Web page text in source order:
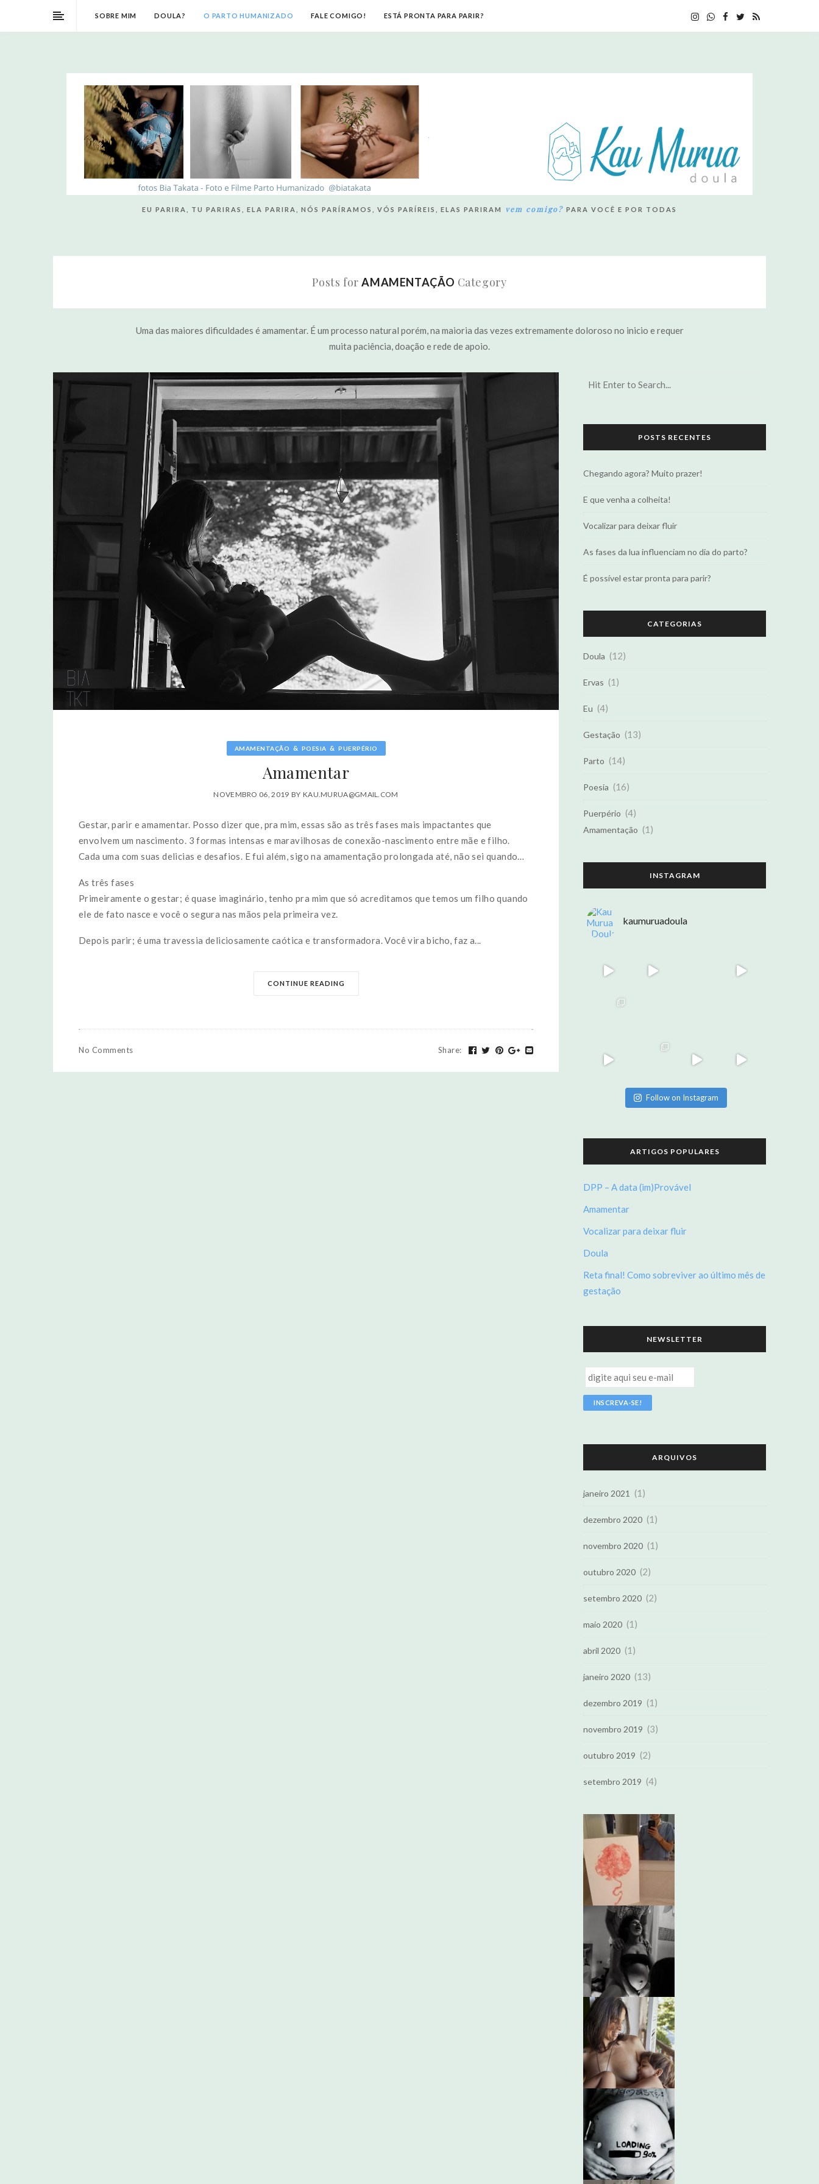
SOBRE MIM DOULA? O PARTO HUMANIZADO FALE COMIGO! ESTÁ PRONTA PARA PARIR?
EU PARIRA, TU PARIRAS, ELA PARIRA, NÓS PARÍRAMOS, VÓS PARÍREIS, ELAS PARIRAM vem comigo? PARA VOCÊ E POR TODAS
Posts forAMAMENTAÇÃO Category
Uma das maiores dificuldades é amamentar. É um processo natural porém, na maioria das vezes extremamente doloroso no inicio e requer
muita paciência, doação e rede de apoio.
AMAMENTAÇÃO & POESIA & PUERPÉRIO
Amamentar
NOVEMBRO 06, 2019 BY KAU.MURUA@GMAIL.COM
Gestar, parir e amamentar. Posso dizer que, pra mim, essas são as três fases mais impactantes que
envolvem um nascimento. 3 formas intensas e maravilhosas de conexão-nascimento entre mãe e filho.
Cada uma com suas delicias e desafios. E fui além, sigo na amamentação prolongada até, não sei quando…
As três fases
Primeiramente o gestar; é quase imaginário, tenho pra mim que só acreditamos que temos um filho quando
ele de fato nasce e você o segura nas mãos pela primeira vez.
Depois parir; é uma travessia deliciosamente caótica e transformadora. Você vira bicho, faz a...
CONTINUE READING
No Comments Share:
POSTS RECENTES
Chegando agora? Muito prazer!
E que venha a colheita!
Vocalizar para deixar fluir
As fases da lua influenciam no dia do parto?
É possível estar pronta para parir?
CATEGORIAS
Doula (12)
Ervas (1)
Eu (4)
Gestação (13)
Parto (14)
Poesia (16)
Puerpério (4)
Amamentação (1)
INSTAGRAM
kaumuruadoula
Follow on Instagram
ARTIGOS POPULARES
DPP – A data (im)Provável
Amamentar
Vocalizar para deixar fluir
Doula
Reta final! Como sobreviver ao último mês de
gestação
NEWSLETTER
ARQUIVOS
janeiro 2021 (1)
dezembro 2020 (1)
novembro 2020 (1)
outubro 2020 (2)
setembro 2020 (2)
maio 2020 (1)
abril 2020 (1)
janeiro 2020 (13)
dezembro 2019 (1)
novembro 2019 (3)
outubro 2019 (2)
setembro 2019 (4)